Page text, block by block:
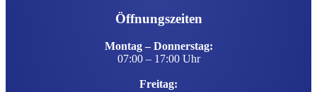
Öffnungszeiten
Montag – Donnerstag:
07:00 – 17:00 Uhr
Freitag: